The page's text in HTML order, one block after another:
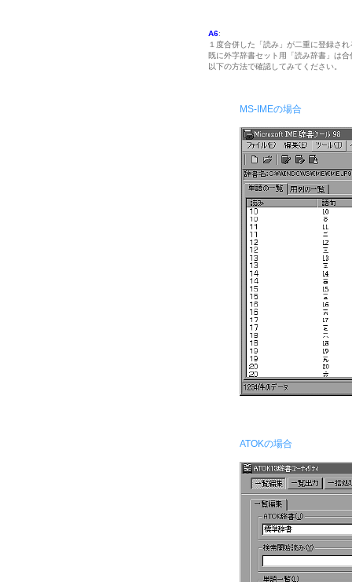
A6:
１度合併した「読み」が二重に登録さ
既に外字辞書セット用「読み辞書」は
以下の方法で確認してみてください。
MS-IMEの場合
ATOKの場合